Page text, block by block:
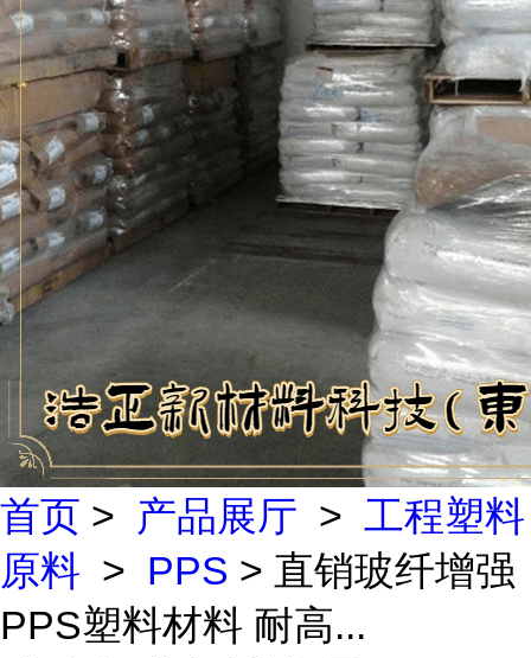
首页 > 产品展厅 > 工程塑料
原料 > PPS > 直销玻纤增强
PPS塑料材料 耐高...